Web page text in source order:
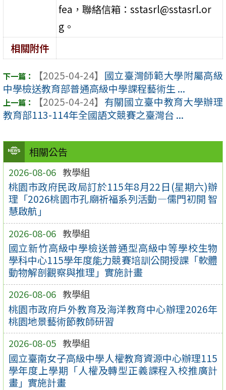
相關公告
2026-08-06 教學組
桃園市政府民政局訂於115年8月22日(星期六)辦
理「2026桃園市孔廟祈福系列活動—儒門初開 智
慧啟航」
2026-08-06 教學組
國立新竹高級中學檢送普通型高級中等學校生物
學科中心115學年度能力競賽培訓公開授課「軟體
動物解剖觀察與推理」實施計畫
2026-08-06 教學組
桃園市政府戶外教育及海洋教育中心辦理2026年
桃園地景藝術節教師研習
2026-08-05 教學組
國立臺南女子高級中學人權教育資源中心辦理115
學年度上學期「人權及轉型正義課程入校推廣計
畫」實施計畫
fea，聯絡信箱：sstasrl@sstasrl.or
g。
相關附件
【2025-04-24】 國立臺灣師範大學附屬高級
中學檢送教育部普通高級中學課程藝術生 ...
【2025-04-24】 有關國立臺中教育大學辦理
教育部113-114年全國語文競賽之臺灣台 ...